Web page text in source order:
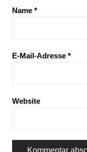
Name *
E-Mail-Adresse *
Website